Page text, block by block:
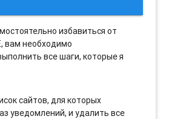
избавиться от
вам необходимо
все шаги, которые я
сайтов, для которых
уведомлений, и удалить все